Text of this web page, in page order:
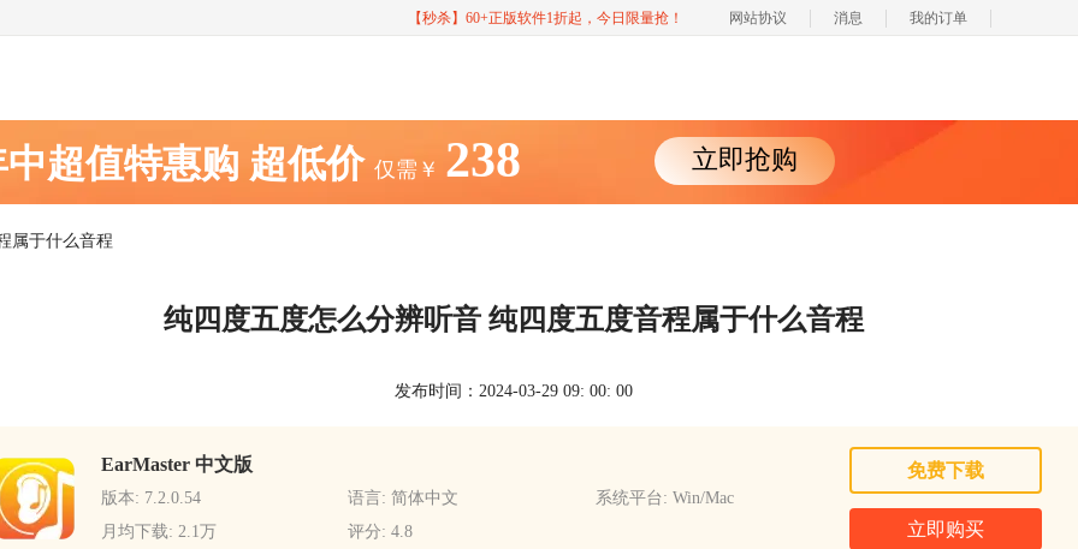
【秒杀】60+正版软件1折起，今日限量抢！ 网站协议 消息 我的订单
超值特惠购 超低价 仅需￥ 238 立即抢购
属于什么音程
纯四度五度怎么分辨听音 纯四度五度音程属于什么音程
发布时间：2024-03-29 09: 00: 00
EarMaster 中文版
版本: 7.2.0.54 语言: 简体中文
系统平台: Win/Mac
月均下载: 2.1万
评分: 4.8
免费下载
立即购买